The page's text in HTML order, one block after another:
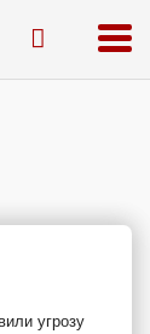
угрозу